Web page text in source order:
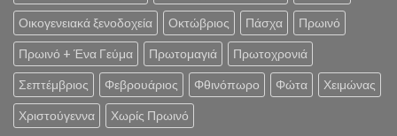
Οικογενειακά ξενοδοχεία Οκτώβριος Πάσχα Πρωινό
Πρωινό + Ένα Γεύμα Πρωτομαγιά Πρωτοχρονιά
Σεπτέμβριος Φεβρουάριος Φθινόπωρο Φώτα Χειμώνας
Χριστούγεννα Χωρίς Πρωινό